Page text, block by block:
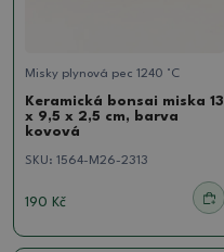
Misky plynová pec 1240 °C
Keramická bonsai miska 13
x 9,5 x 2,5 cm, barva
kovová
SKU: 1564-M26-2313
190 Kč